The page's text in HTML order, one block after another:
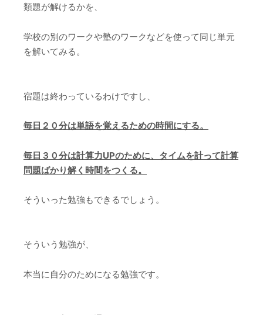
類題が解けるかを、
学校の別のワークや塾のワークなどを使って同じ単元
を解いてみる。
宿題は終わっているわけですし、
毎日２０分は単語を覚えるための時間にする。
毎日３０分は計算力UPのために、タイムを計って計算
問題ばかり解く時間をつくる。
そういった勉強もできるでしょう。
そういう勉強が、
本当に自分のためになる勉強です。